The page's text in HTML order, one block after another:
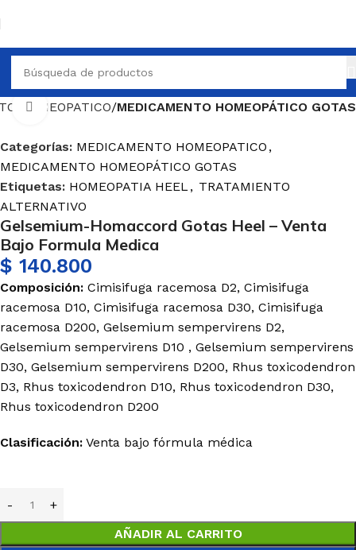
HOMEOPATICO MEDICAMENTO HOMEOPÁTICO GOTAS
Haga Click para agrandar
Categorías: MEDICAMENTO HOMEOPATICO ,
MEDICAMENTO HOMEOPÁTICO GOTAS
Etiquetas: HOMEOPATIA HEEL , TRATAMIENTO
ALTERNATIVO
Gelsemium-Homaccord Gotas Heel – Venta
Bajo Formula Medica
$ 140.800
Composición: Cimisifuga racemosa D2, Cimisifuga
racemosa D10, Cimisifuga racemosa D30, Cimisifuga
racemosa D200, Gelsemium sempervirens D2,
Gelsemium sempervirens D10 , Gelsemium sempervirens
D30, Gelsemium sempervirens D200, Rhus toxicodendron
D3, Rhus toxicodendron D10, Rhus toxicodendron D30,
Rhus toxicodendron D200
Clasificación: Venta bajo fórmula médica
AÑADIR AL CARRITO